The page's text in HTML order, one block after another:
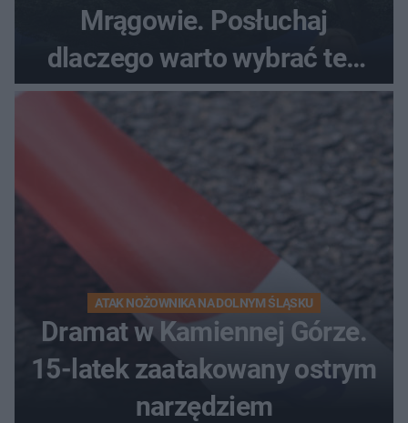
Mrągowie. Posłuchaj
dlaczego warto wybrać ten
kierunek na urlop!
ATAK NOŻOWNIKA NA DOLNYM ŚLĄSKU
Dramat w Kamiennej Górze.
15-latek zaatakowany ostrym
narzędziem